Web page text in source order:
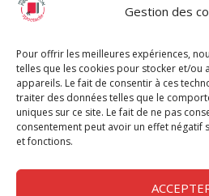
Gestion des
Pour offrir les meilleures expériences,
telles que les cookies pour stocker et/ou
appareils. Le fait de consentir à ces
traiter des données telles que le
uniques sur ce site. Le fait de ne pas
consentement peut avoir un effet négatif
et fonctions.
Chèque Intermittents
Chèque Compta
Chèque Emploi Spectacle
G-Pods
Profession Audio-visuel